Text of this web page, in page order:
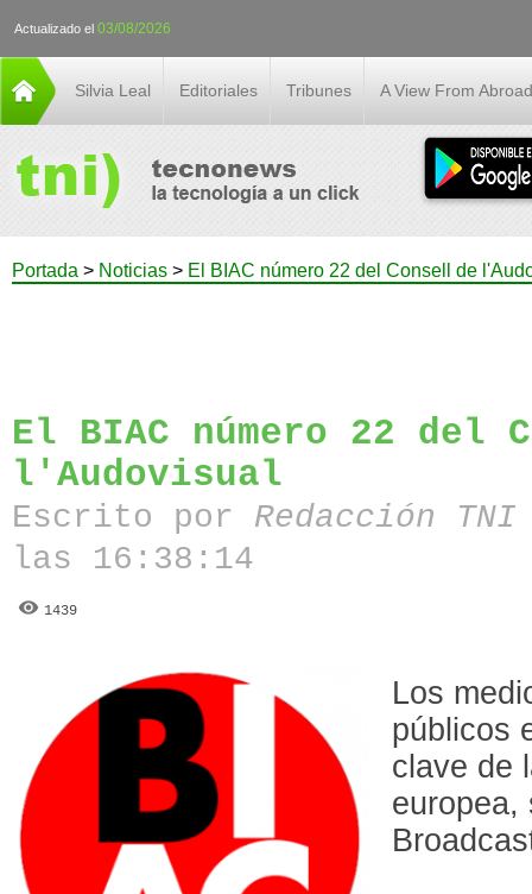
Actualizado el 03/08/2026
Silvia Leal Editoriales Tribunes A View From Abroad
Portada > Noticias > El BIAC número 22 del Consell de
El BIAC número 22 del
l'Audovisual
Escrito por Redacción
las 16:38:14
1439
Los
públicos
clave de
europea,